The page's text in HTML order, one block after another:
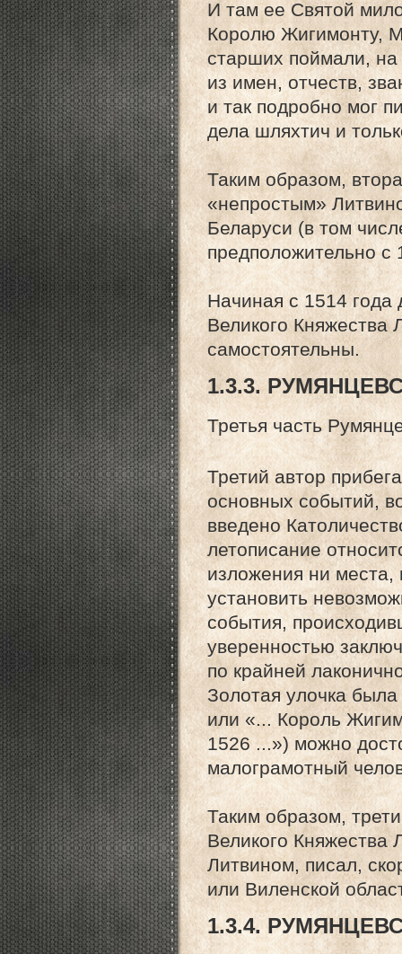
И там ее Святой
Королю Жигимонту,
старших поймали, на
из имен, отчеств,
и так подробно мог
дела шляхтич и
Таким образом,
«непростым»
Беларуси (в том
предположительно с
Начиная с 1514
Великого Княжества
самостоятельны.
1.3.3.
Третья часть
Третий автор
основных событий,
введено
летописание
изложения ни места,
установить
события,
уверенностью
по крайней
Золотая улочка
или «... Король
1526 ...») можно
малограмотный
Таким образом,
Великого Княжества
Литвином, писал,
или Виленской
1.3.4.